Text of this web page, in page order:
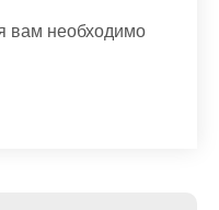
вам необходимо